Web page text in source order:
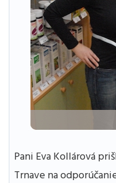
Pani Eva Kollárová
Trnave na